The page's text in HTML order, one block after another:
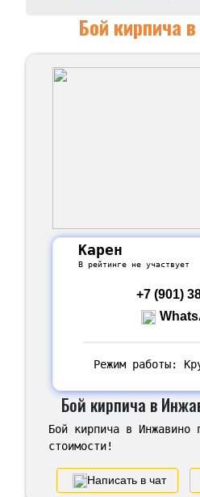
Бой кирпича
Карен
В рейтинге не участвует
+7 (901)
Режим работы:
Бой кирпича в
Бой кирпича в Инжавино
стоимости!
Написать в чат